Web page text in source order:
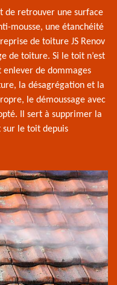
de retrouver une surface
mousse, une étanchéité
de toiture JS Renov
de toiture. Si le toit n’est
enlever de dommages
la désagrégation et la
le démoussage avec
Il sert à supprimer la
sur le toit depuis